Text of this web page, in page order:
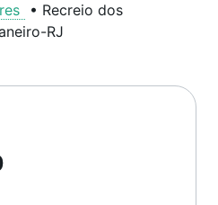
• Recreio dos
-RJ